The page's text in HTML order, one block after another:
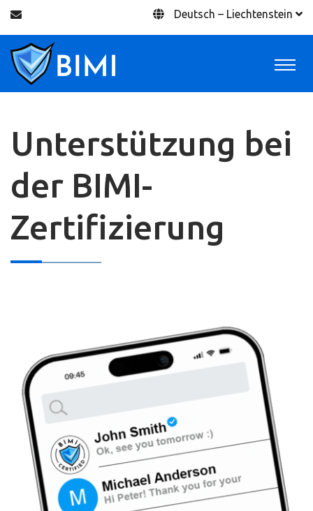
Deutsch – Liechtenstein
Unterstützung bei
der BIMI-
Zertifizierung